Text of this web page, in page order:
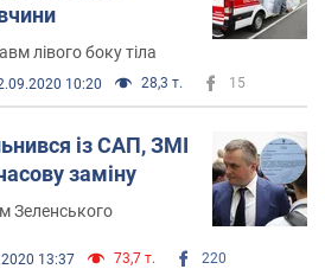
лівого боку тіла
10:20 28,3 т. 15
із САП, ЗМІ
заміну
Зеленського
13:37 73,7 т. 220